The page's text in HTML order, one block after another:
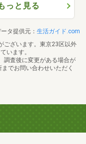
っと見る
タ提供元： 生活ガイド.com
ございます。東京23区以外
います。
調査後に変更がある場合が
でお問い合わせいただく